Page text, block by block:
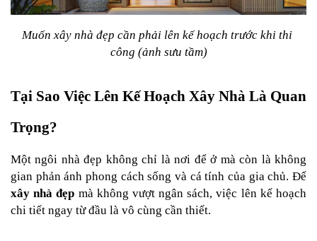
Muốn xây nhà đẹp cần phải lên kế hoạch trước khi thi
công (ảnh sưu tầm)
Tại Sao Việc Lên Kế Hoạch Xây Nhà Là Quan
Trọng?
Một ngôi nhà đẹp không chỉ là nơi để ở mà còn là không
xây nhà đẹp mà không vượt ngân sách, việc lên kế hoạch
chi tiết ngay từ đầu là vô cùng cần thiết.